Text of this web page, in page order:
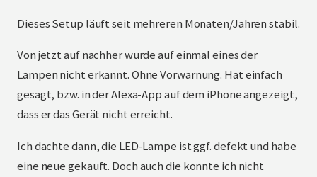
Dieses Setup läuft seit mehreren Monaten/Jahren stabil.
Von jetzt auf nachher wurde auf einmal eines der
Lampen nicht erkannt. Ohne Vorwarnung. Hat einfach
gesagt, bzw. in der Alexa-App auf dem iPhone angezeigt,
dass er das Gerät nicht erreicht.
Ich dachte dann, die LED-Lampe ist ggf. defekt und habe
eine neue gekauft. Doch auch die konnte ich nicht